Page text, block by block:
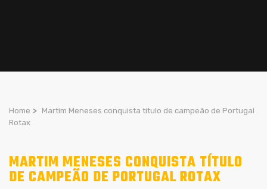
Home > Martim Meneses conquista título de campeão de Portugal
Rotax
MARTIM MENESES CONQUISTA TÍTULO
DE CAMPEÃO DE PORTUGAL ROTAX